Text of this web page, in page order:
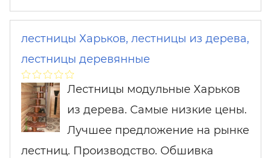
лестницы Харьков, лестницы из дерева,
лестницы деревянные
Лестницы модульные Харьков
из дерева. Самые низкие цены.
Лучшее предложение на рынке
лестниц. Производство. Обшивка